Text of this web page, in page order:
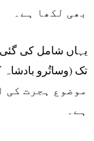
بھی لکھا ہے۔
یہاں شامل کی
موضوع ہجرت کی
ہے۔